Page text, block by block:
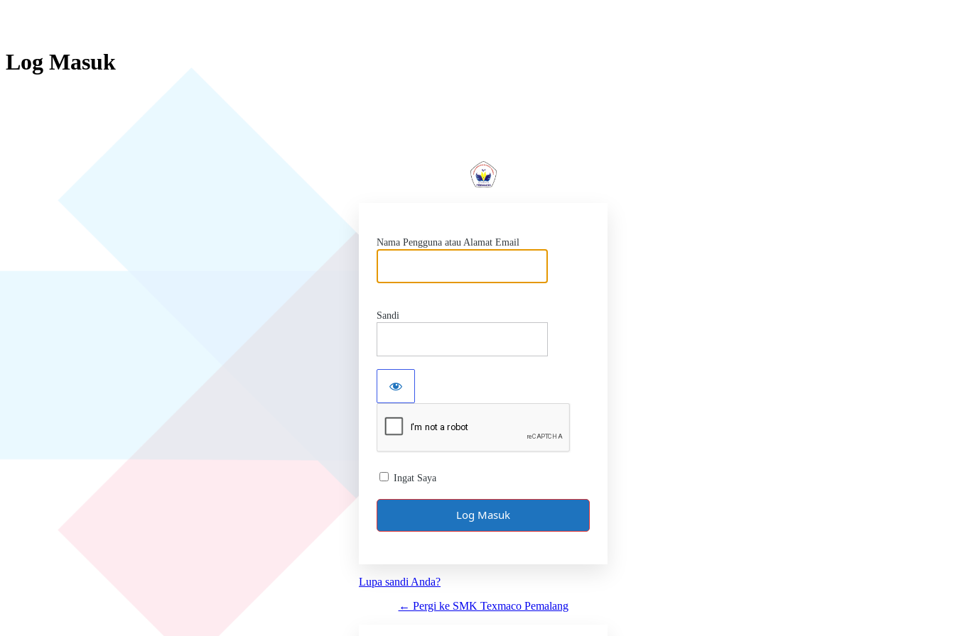
Log Masuk
Nama Pengguna atau Alamat Email
Sandi
Ingat Saya
Lupa sandi Anda?
← Pergi ke SMK Texmaco Pemalang